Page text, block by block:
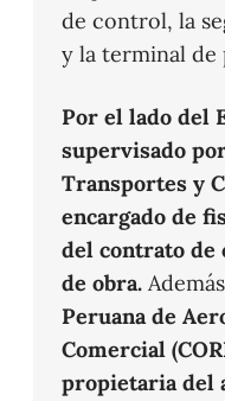
de control, la
y la terminal de
Por el lado del
supervisado
Transportes y
encargado de
del contrato de
de obra.
Peruana de
Comercial
propietaria del